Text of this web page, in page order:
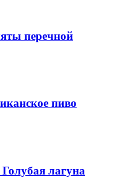
перечной
пиво
лагуна